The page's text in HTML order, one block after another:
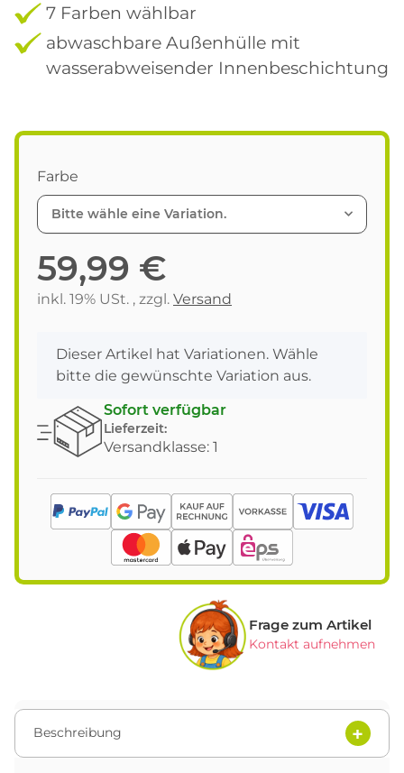
7 Farben wählbar
abwaschbare Außenhülle mit
wasserabweisender Innenbeschichtung
Farbe
Bitte wähle eine Variation.
59,99 €
inkl. 19% USt. , zzgl. Versand
x
Dieser Artikel hat Variationen. Wähle
bitte die gewünschte Variation aus.
Sofort verfügbar
Lieferzeit:
Versandklasse: 1
Frage zum Artikel
Kontakt aufnehmen
Beschreibung